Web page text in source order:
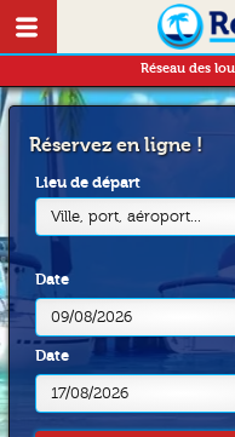
Réseau des
Réservez en ligne !
Lieu de départ
Ville, port, aéroport...
Date
Date